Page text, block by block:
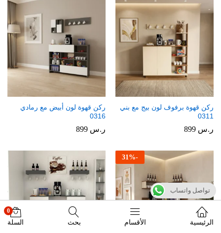
ركن قهوة برفوف لون بيج مع بني
0311
ر.س
ركن قهوة لون أبيض مع رمادي
0316
ر.س
-
31 %
الرئيسية الأقسام بحث
0
السلة
تواصل واتساب